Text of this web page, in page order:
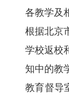
各教学及相
根据北京
学校返校
知中的
教育督导